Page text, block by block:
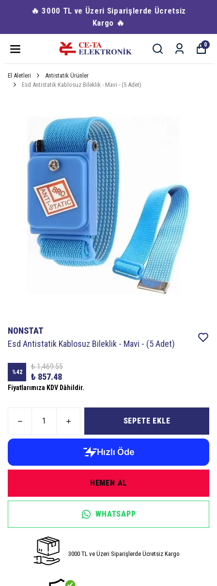
🔥 3000 TL ve Üzeri Siparişlerde Ücretsiz
Kargo 🔥
0
El Aletleri
Antistatik Ürünler
Esd Antistatik Kablosuz Bileklik - Mavi - (5 Adet)
NONSTAT
Esd Antistatik Kablosuz Bileklik - Mavi - (5 Adet)
%42
₺ 1,469.55
₺ 857.48
Fiyatlarımıza KDV Dâhildir.
SEPETE EKLE
HEMEN AL
WHATSAPP
3000 TL ve Üzeri Siparişlerde Ücretsiz Kargo